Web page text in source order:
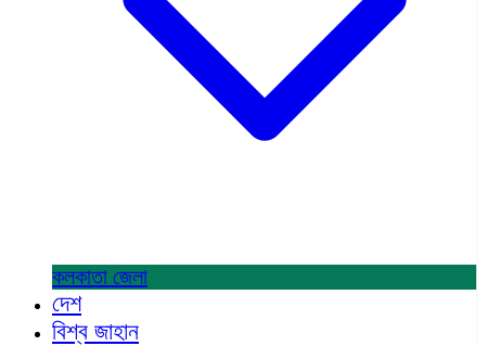
কলকাতা জেলা
দেশ
বিশ্ব জাহান